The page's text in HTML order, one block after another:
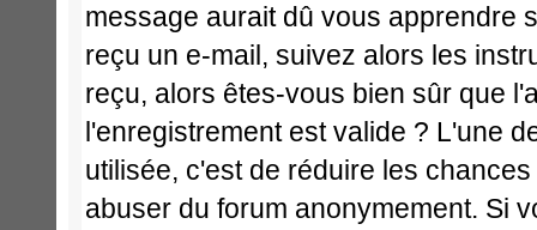
message aurait dû vous apprendre
reçu un e-mail, suivez alors les
reçu, alors êtes-vous bien sûr que
l'enregistrement est valide ? L'une
utilisée, c'est de réduire les
abuser du forum anonymement. Si